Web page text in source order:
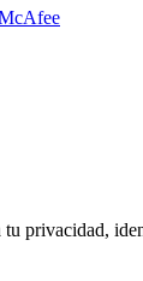
privacidad,